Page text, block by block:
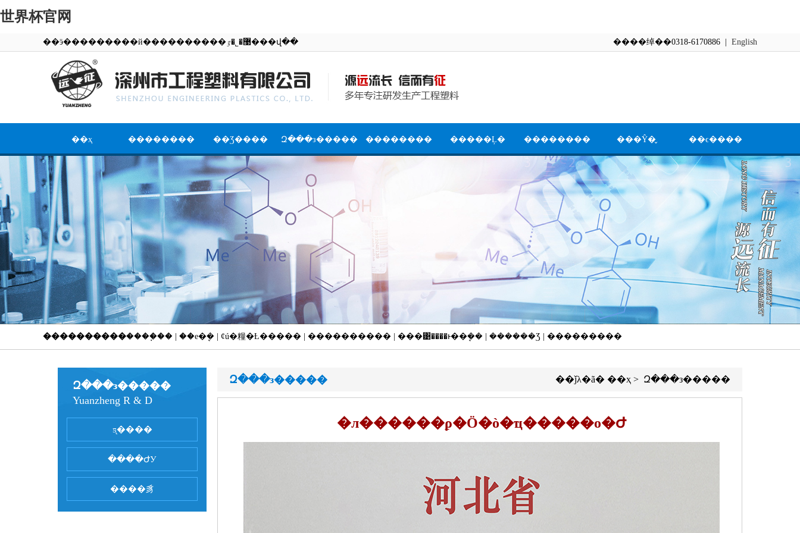
世界杯官网
��ӭ���������й����������޹�˾�ٷ���վ�� ����绰��0318-6170886 | English
��ҳ �������� ��Ʒ���� Զ���з����� �������� �����Ļ� �������� ���Ŷ�̬ ��ϵ����
��������������֧�� | ��е�ܷ� | ȼú�糧�Ƚ����� | ���������� | ���͹����ͱ��ܷ�� | ������Ʒ | ���������
Զ���з�����
Yuanzheng R & D
ƽ̨����
����ԺУ
����豸
Զ���з����� ��ǰλ�ã� ��ҳ > Զ���з�����
�л������ϼ�Ӧ�ò�ҵ�����о�Ժ